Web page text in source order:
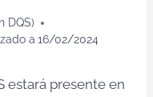
DQS)
a 16/02/2024
estará presente en